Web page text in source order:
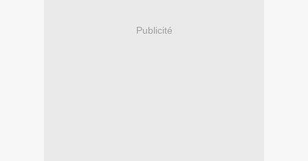
Publicité